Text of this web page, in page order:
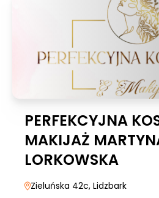
PERFEKCYJNA
MAKIJAŻ
LORKOWSKA
Zieluńska 42c, Lidzbark